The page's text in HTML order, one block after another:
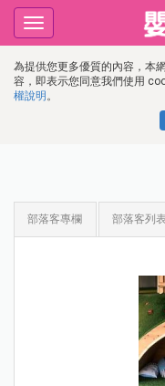
為提供您更多優質的內容，本
容，即表示您同意我們使用
權說明 。
Toggle
navigation
部落客專欄 部落客列